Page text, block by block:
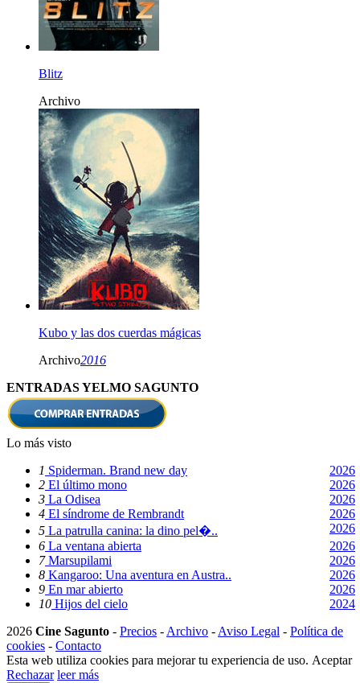
Blitz
Archivo
Kubo y las dos cuerdas mágicas
Archivo2016
ENTRADAS YELMO SAGUNTO
Lo más visto
1 Spiderman. Brand new day
2026
2 El último mono
2026
3 La Odisea
2026
4 El síndrome de Rembrandt
2026
5 La patrulla canina: la dino pel�..
2026
6 La ventana abierta
2026
7Marsupilami
2026
8 Kangaroo: Una aventura en Austra..
2026
9 En mar abierto
2026
10 Hijos del cielo
2024
2026 Cine Sagunto - Precios - Archivo - Aviso Legal - Política de
cookies - Contacto
Esta web utiliza cookies para mejorar tu experiencia de uso. Aceptar
Rechazar leer más